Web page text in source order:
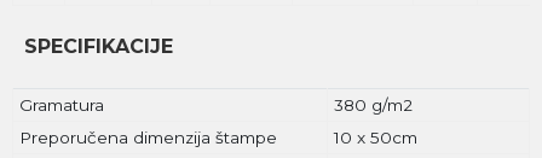
SPECIFIKACIJE
Gramatura
380 g/m2
Preporučena dimenzija štampe
10 x 50cm